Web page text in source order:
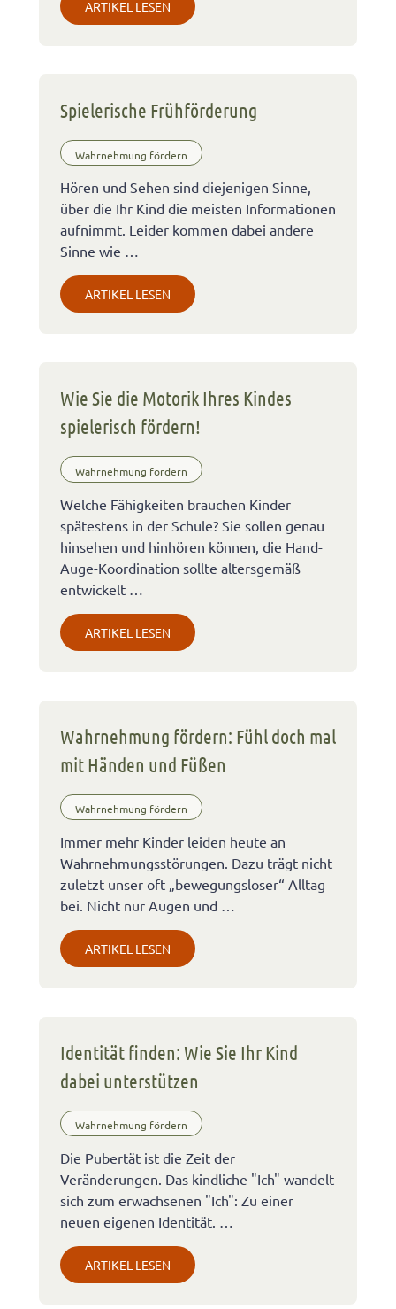
ARTIKEL LESEN
Spielerische Frühförderung
Wahrnehmung fördern
Hören und Sehen sind diejenigen Sinne,
über die Ihr Kind die meisten Informationen
aufnimmt. Leider kommen dabei andere
Sinne wie …
ARTIKEL LESEN
Wie Sie die Motorik Ihres Kindes
spielerisch fördern!
Wahrnehmung fördern
Welche Fähigkeiten brauchen Kinder
spätestens in der Schule? Sie sollen genau
hinsehen und hinhören können, die Hand-
Auge-Koordination sollte altersgemäß
entwickelt …
ARTIKEL LESEN
Wahrnehmung fördern: Fühl doch mal
mit Händen und Füßen
Wahrnehmung fördern
Immer mehr Kinder leiden heute an
Wahrnehmungsstörungen. Dazu trägt nicht
zuletzt unser oft „bewegungsloser“ Alltag
bei. Nicht nur Augen und …
ARTIKEL LESEN
Identität finden: Wie Sie Ihr Kind
dabei unterstützen
Wahrnehmung fördern
Die Pubertät ist die Zeit der
Veränderungen. Das kindliche "Ich" wandelt
sich zum erwachsenen "Ich": Zu einer
neuen eigenen Identität. …
ARTIKEL LESEN